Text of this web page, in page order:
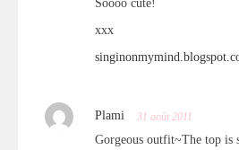
Soooo cute!
xxx
Plami 31 août 2011
Gorgeous outfit~The top is